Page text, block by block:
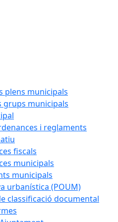
plens municipals
grups municipals
i reglaments
fiscals
municipals
municipals
urbanística (POUM)
classificació documental